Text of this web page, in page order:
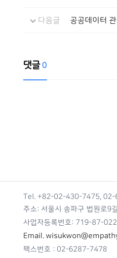
다음글 공공데이터
댓글0
댓글목록
Tel. +82-02-430-7475,
주소: 서울시 송파구 법원로9
사업자등록번호: 719-87-
Email.
팩스번호 : 02-6287-7478